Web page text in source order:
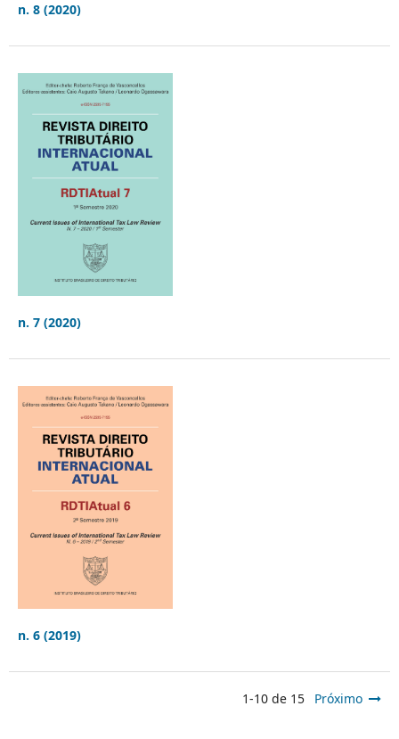
n. 8 (2020)
n. 7 (2020)
n. 6 (2019)
1-10 de 15 Próximo